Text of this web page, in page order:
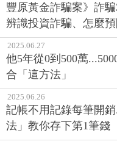
豐原黃金詐騙案》詐
辨識投資詐騙、怎麼預
2025.06.27
他5年從0到500萬
合「這方法」
2025.06.26
記帳不用記錄每筆開
法」教你存下第1筆錢